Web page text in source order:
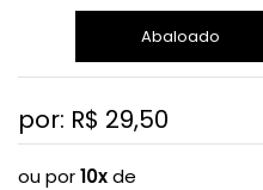
Abaloado
por: R$ 29,50
ou por10xde